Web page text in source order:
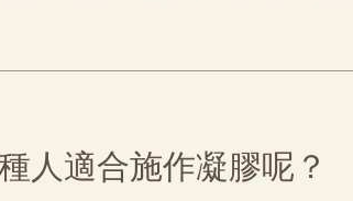
人適合施作凝膠呢？